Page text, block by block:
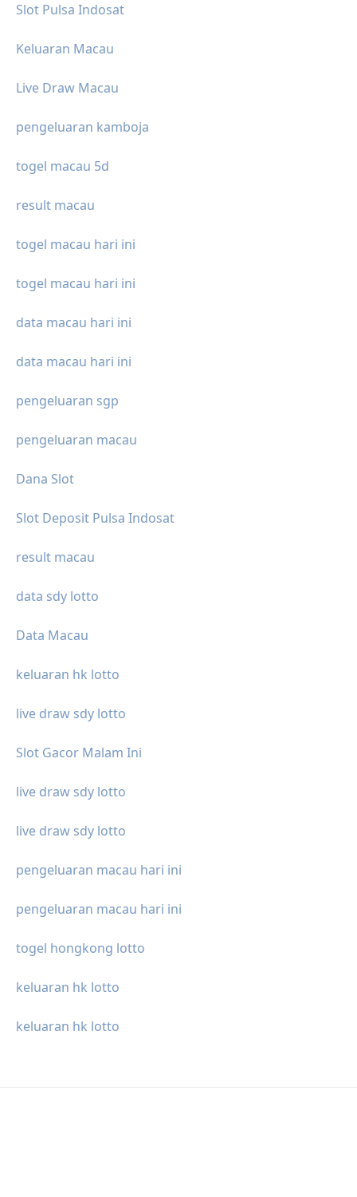
Slot Pulsa Indosat
Keluaran Macau
Live Draw Macau
pengeluaran kamboja
togel macau 5d
result macau
togel macau hari ini
togel macau hari ini
data macau hari ini
data macau hari ini
pengeluaran sgp
pengeluaran macau
Dana Slot
Slot Deposit Pulsa Indosat
result macau
data sdy lotto
Data Macau
keluaran hk lotto
live draw sdy lotto
Slot Gacor Malam Ini
live draw sdy lotto
live draw sdy lotto
pengeluaran macau hari ini
pengeluaran macau hari ini
togel hongkong lotto
keluaran hk lotto
keluaran hk lotto